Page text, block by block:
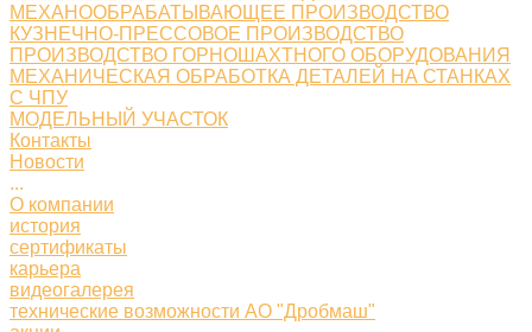
МЕХАНООБРАБАТЫВАЮЩЕЕ ПРОИЗВОДСТВО
КУЗНЕЧНО-ПРЕССОВОЕ ПРОИЗВОДСТВО
ПРОИЗВОДСТВО ГОРНОШАХТНОГО ОБОРУДОВАНИЯ
МЕХАНИЧЕСКАЯ ОБРАБОТКА ДЕТАЛЕЙ НА СТАНКАХ
С ЧПУ
МОДЕЛЬНЫЙ УЧАСТОК
Контакты
Новости
...
О компании
история
сертификаты
карьера
видеогалерея
технические возможности АО "Дробмаш"